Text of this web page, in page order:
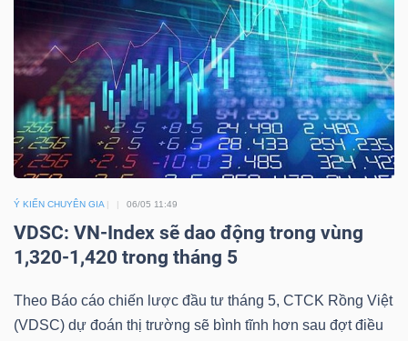
Ý KIẾN CHUYÊN GIA 06/05 11:49
VDSC: VN-Index sẽ dao động trong vùng
1,320-1,420 trong tháng 5
Theo Báo cáo chiến lược đầu tư tháng 5, CTCK Rồng Việt
(VDSC) dự đoán thị trường sẽ bình tĩnh hơn sau đợt điều
NGHỆ
THÔNG
TIN
DỊCH
VỤ
THÔNG